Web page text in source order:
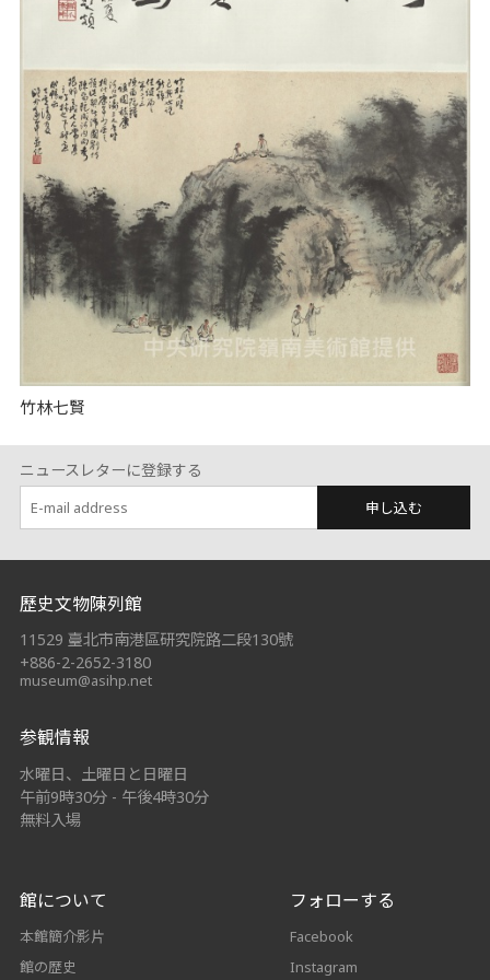
竹林七賢
ニュースレターに登録する
申し込む
:::
歷史文物陳列館
11529 臺北市南港區研究院路二段130號
+886-2-2652-3180
museum@asihp.net
参観情報
水曜日、土曜日と日曜日
午前9時30分 - 午後4時30分
無料入場
館について
本館簡介影片
館の歴史
フォローする
Facebook
Instagram